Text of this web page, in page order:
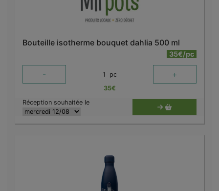
Bouteille isotherme bouquet dahlia 500 ml
35€/pc
- 1 pc +
35€
Réception souhaitée le